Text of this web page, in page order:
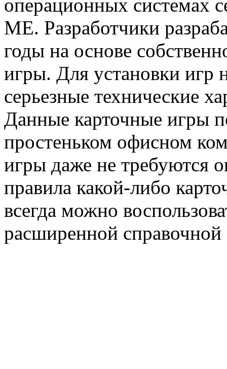
операционных системах
ME. Разработчики
годы на основе
игры. Для установки игр
серьезные технические
Данные карточные игры
простеньком офисном
игры даже не требуются
правила какой-либо
всегда можно
расширенной справочной